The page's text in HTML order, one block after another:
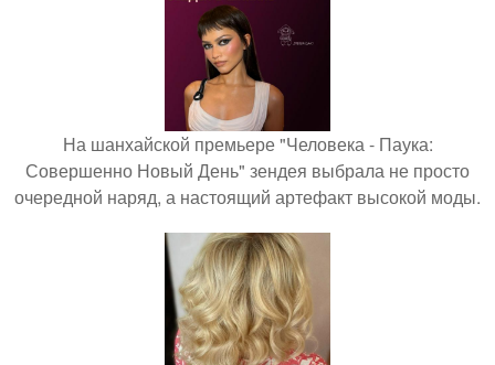
На шанхайской премьере "Человека - Паука:
Совершенно Новый День" зендея выбрала не просто
очередной наряд, а настоящий артефакт высокой моды.